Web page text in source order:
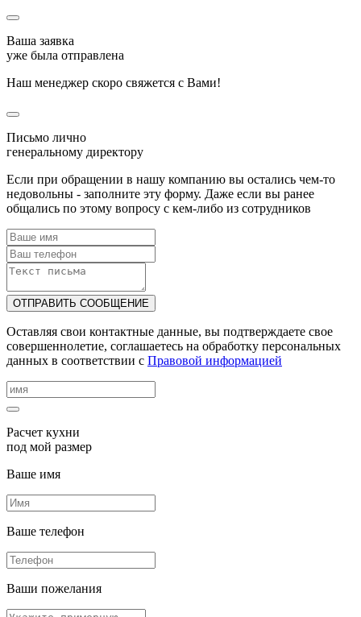
Ваша заявка
уже была отправлена
Наш менеджер скоро свяжется с Вами!
Письмо лично
генеральному директору
Если при обращении в нашу компанию вы остались чем-то
недовольны - заполните эту форму. Даже если вы ранее
общались по этому вопросу с кем-либо из сотрудников
ОТПРАВИТЬ СООБЩЕНИЕ
Оставляя свои контактные данные, вы подтверждаете свое
совершеннолетие, соглашаетесь на обработку персональных
данных в соответствии с Правовой информацией
Расчет кухни
под мой размер
Ваше имя
Ваше телефон
Ваши пожелания